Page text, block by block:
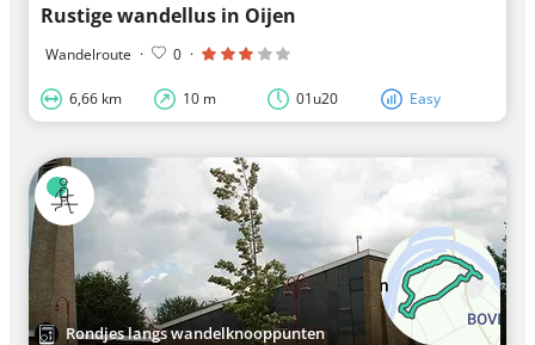
Rustige wandellus in Oijen
Wandelroute · 0 ·
6,66 km 10 m 01u20 Easy
Rondjes langs wandelknooppunten